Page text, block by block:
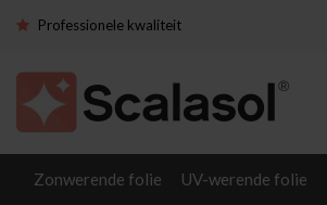
Professionele kwaliteit
Zonwerende folie UV-werende folie